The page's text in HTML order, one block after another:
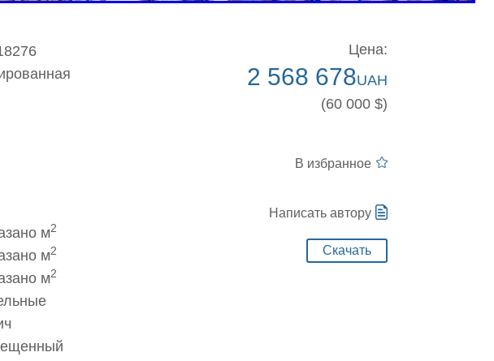
м2
м2
м2
Цена:
2 568 678UAH
(60 000 $)
В избранное
Написать автору
Скачать